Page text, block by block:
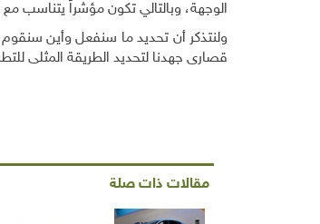
الوجهة، وبالتالي تكون مؤشراً يتناسب
ولنتذكر أن تحديد ما سنفعل وأين سنقوم
قصارى جهدنا لتحديد الطريقة المثلى
مقالات ذات صلة